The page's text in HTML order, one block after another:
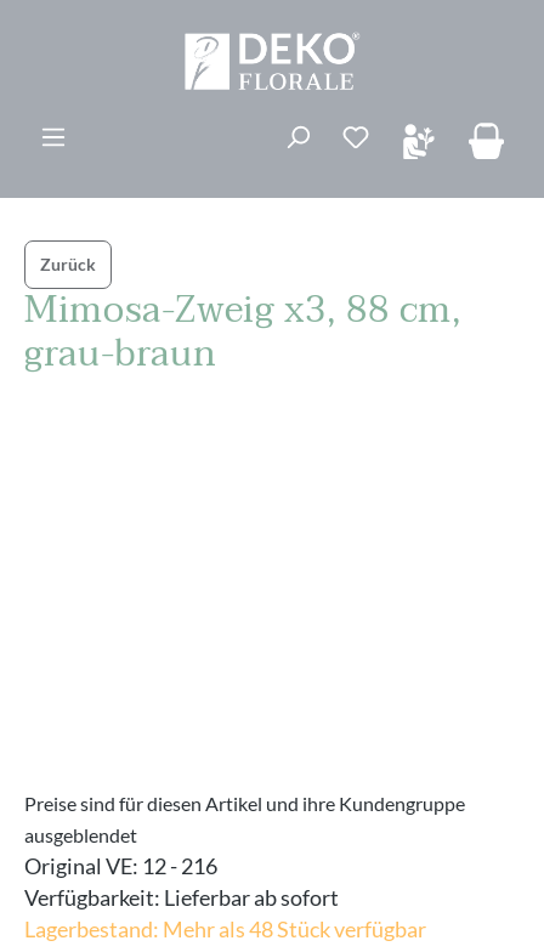
Du hast 0
Zurück
Mimosa-Zweig x3, 88 cm,
grau-braun
Preise sind für diesen Artikel und ihre Kundengruppe
ausgeblendet
Original VE: 12 - 216
Verfügbarkeit: Lieferbar ab sofort
Lagerbestand: Mehr als 48 Stück verfügbar